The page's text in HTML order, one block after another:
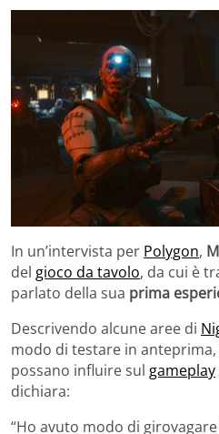
In un’intervista per Polygon,
del gioco da tavolo, da cui è
parlato della sua prima
Descrivendo alcune aree di
modo di testare in anteprima,
possano influire sul gameplay
dichiara:
“Ho avuto modo di